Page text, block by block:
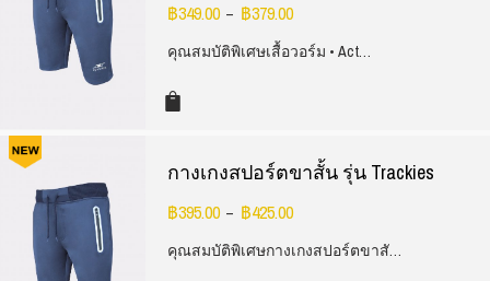
฿349.00 – ฿379.00
คุณสมบัติพิเศษเสื้อวอร์ม • Act…
กางเกงสปอร์ตขาสั้น รุ่น Trackies
฿395.00 – ฿425.00
คุณสมบัติพิเศษกางเกงสปอร์ตขาสั…